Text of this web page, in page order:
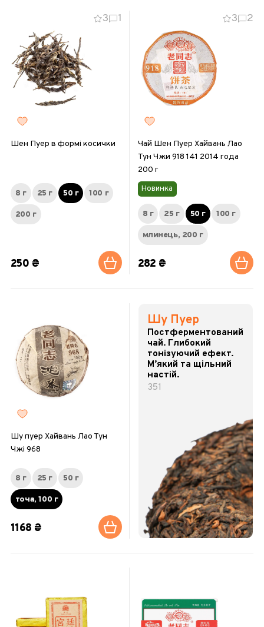
3 1
Шен Пуер в формі косички
8 г 25 г 50 г 100 г
200 г
250 ₴
3 2
Чай Шен Пуер Хайвань Лао
Тун Чжи 918 141 2014 года
200 г
Новинка
8 г 25 г 50 г 100 г
млинець, 200 г
282 ₴
Шу пуер Хайвань Лао Тун
Чжі 968
8 г 25 г 50 г
точа, 100 г
1168 ₴
Шу Пуер
Постферментований
чай. Глибокий
тонізуючий ефект.
М’який та щільний
настій.
351